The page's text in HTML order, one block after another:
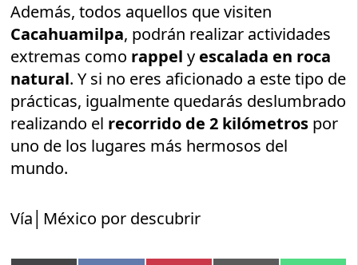
Además, todos aquellos que visiten
Cacahuamilpa, podrán realizar actividades
extremas como rappely escalada en roca
natural. Y si no eres aficionado a este tipo de
prácticas, igualmente quedarás deslumbrado
realizando el recorrido de 2 kilómetros por
uno de los lugares más hermosos del
mundo.
Vía│México por descubrir